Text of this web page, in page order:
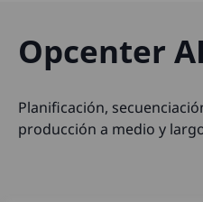
Opcenter
Planificación,
producción a medio y